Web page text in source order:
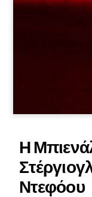
Η
Ντεφόου